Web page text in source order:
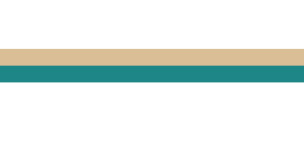
,ΔΡΑΣΕΙΣ,ΕΞΕΛΙΞΕΙΣ,ΚΑΡΚΙΝΟΣ,ΚΑΤ'ΟΙΚΟΝ ΝΟΣΗΛΕΙΑ,ΝΟΣΟΚΟΜΕΙΟ,